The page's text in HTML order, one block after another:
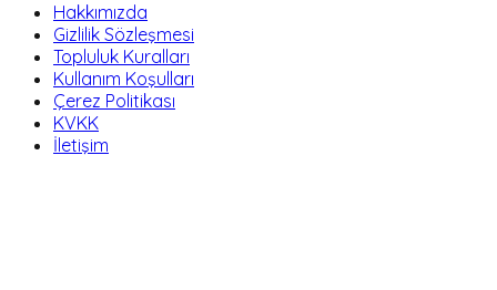
Hakkımızda
Gizlilik Sözleşmesi
Topluluk Kuralları
Kullanım Koşulları
Çerez Politikası
KVKK
İletişim